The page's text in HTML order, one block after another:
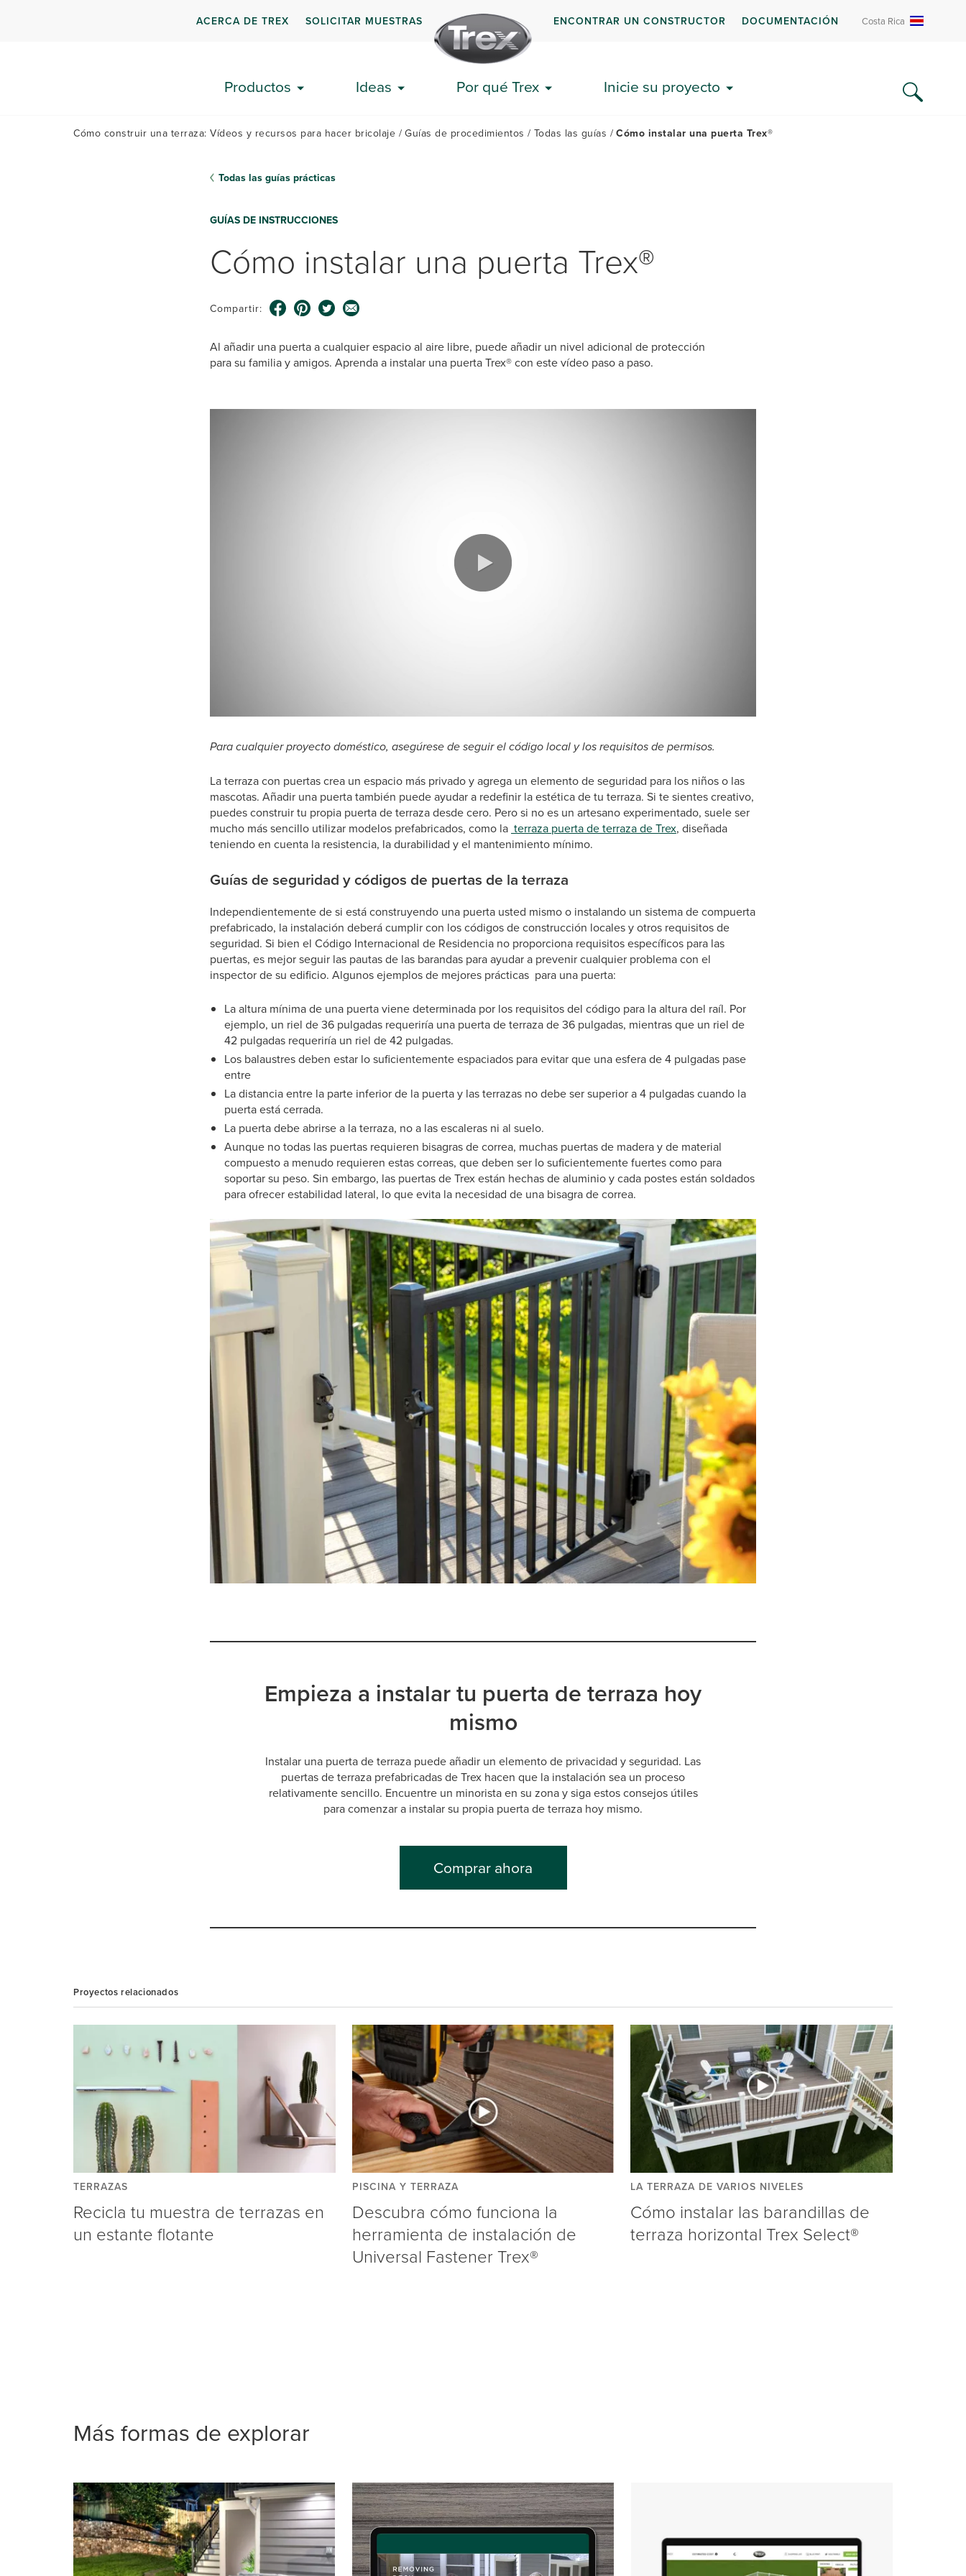
ACERCA DE TREX SOLICITAR MUESTRAS ENCONTRAR UN CONSTRUCTOR DOCUMENTACIÓN Costa Rica
Productos Ideas Por qué Trex Inicie su proyecto
TERRAZA
GUÍAS
EXPLICATIVAS
FRECUENTES
Cómo construir una terraza: Vídeos y recursos para hacer bricolaje Guías de procedimientos Todas las guías Cómo instalar una puerta Trex®
Todas las guías prácticas
GUÍAS DE INSTRUCCIONES
Cómo instalar una puerta Trex®
Compartir:
Al añadir una puerta a cualquier espacio al aire libre, puede añadir un nivel adicional de protección
para su familia y amigos. Aprenda a instalar una puerta Trex® con este vídeo paso a paso.
Para cualquier proyecto doméstico, asegúrese de seguir el código local y los requisitos de permisos.
La terraza con puertas crea un espacio más privado y agrega un elemento de seguridad para los niños o las
mascotas. Añadir una puerta también puede ayudar a redefinir la estética de tu terraza. Si te sientes creativo,
puedes construir tu propia puerta de terraza desde cero. Pero si no es un artesano experimentado, suele ser
mucho más sencillo utilizar modelos prefabricados, como la terraza puerta de terraza de Trex, diseñada
teniendo en cuenta la resistencia, la durabilidad y el mantenimiento mínimo.
Guías de seguridad y códigos de puertas de la terraza
Independientemente de si está construyendo una puerta usted mismo o instalando un sistema de compuerta
prefabricado, la instalación deberá cumplir con los códigos de construcción locales y otros requisitos de
seguridad. Si bien el Código Internacional de Residencia no proporciona requisitos específicos para las
puertas, es mejor seguir las pautas de las barandas para ayudar a prevenir cualquier problema con el
inspector de su edificio. Algunos ejemplos de mejores prácticas para una puerta:
La altura mínima de una puerta viene determinada por los requisitos del código para la altura del raíl. Por
ejemplo, un riel de 36 pulgadas requeriría una puerta de terraza de 36 pulgadas, mientras que un riel de
42 pulgadas requeriría un riel de 42 pulgadas.
Los balaustres deben estar lo suficientemente espaciados para evitar que una esfera de 4 pulgadas pase
entre
La distancia entre la parte inferior de la puerta y las terrazas no debe ser superior a 4 pulgadas cuando la
puerta está cerrada.
La puerta debe abrirse a la terraza, no a las escaleras ni al suelo.
Aunque no todas las puertas requieren bisagras de correa, muchas puertas de madera y de material
compuesto a menudo requieren estas correas, que deben ser lo suficientemente fuertes como para
soportar su peso. Sin embargo, las puertas de Trex están hechas de aluminio y cada postes están soldados
para ofrecer estabilidad lateral, lo que evita la necesidad de una bisagra de correa.
Empieza a instalar tu puerta de terraza hoy
mismo
Instalar una puerta de terraza puede añadir un elemento de privacidad y seguridad. Las
puertas de terraza prefabricadas de Trex hacen que la instalación sea un proceso
relativamente sencillo. Encuentre un minorista en su zona y siga estos consejos útiles
para comenzar a instalar su propia puerta de terraza hoy mismo.
Comprar ahora
Proyectos relacionados
TERRAZAS
Recicla tu muestra de terrazas en
un estante flotante
PISCINA Y TERRAZA
Descubra cómo funciona la
herramienta de instalación de
Universal Fastener Trex®
LA TERRAZA DE VARIOS NIVELES
Cómo instalar las barandillas de
terraza horizontal Trex Select®
Más formas de explorar